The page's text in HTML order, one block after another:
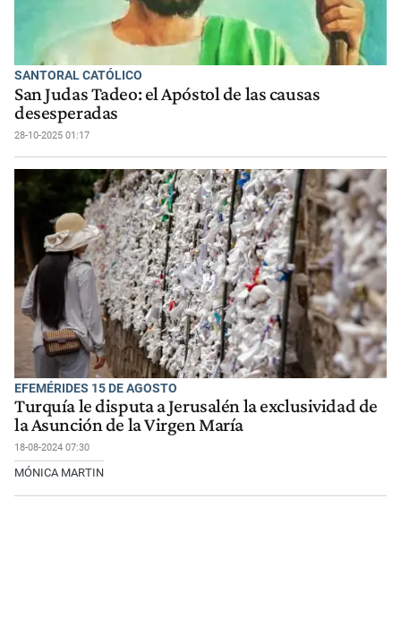
SANTORAL CATÓLICO
San Judas Tadeo: el Apóstol de las causas
desesperadas
28-10-2025 01:17
EFEMÉRIDES 15 DE AGOSTO
Turquía le disputa a Jerusalén la exclusividad de
la Asunción de la Virgen María
18-08-2024 07:30
MÓNICA MARTIN